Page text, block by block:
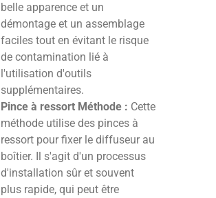
belle apparence et un
démontage et un assemblage
faciles tout en évitant le risque
de contamination lié à
l'utilisation d'outils
supplémentaires.
Pince à ressort Méthode : Cette
méthode utilise des pinces à
ressort pour fixer le diffuseur au
boîtier. Il s'agit d'un processus
d'installation sûr et souvent
plus rapide, qui peut être